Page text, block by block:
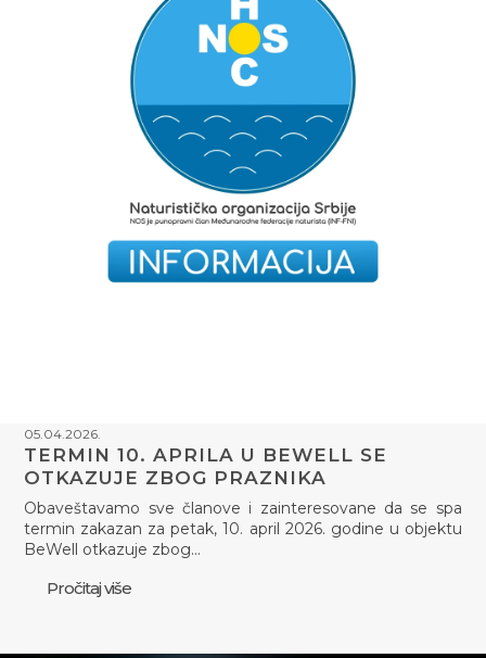
05.04.2026.
TERMIN 10. APRILA U BEWELL SE
OTKAZUJE ZBOG PRAZNIKA
Obaveštavamo sve članove i zainteresovane da se spa
termin zakazan za petak, 10. april 2026. godine u objektu
BeWell otkazuje zbog…
Pročitaj više